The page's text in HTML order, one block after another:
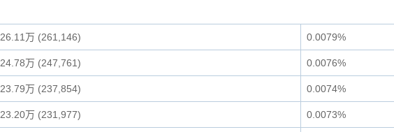
26.11万 (261,146) 0.0079%
24.78万 (247,761) 0.0076%
23.79万 (237,854) 0.0074%
23.20万 (231,977) 0.0073%